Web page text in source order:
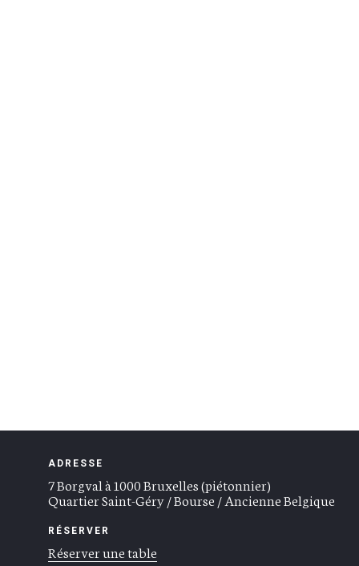
ADRESSE
7 Borgval à 1000 Bruxelles (piétonnier)
Quartier Saint-Géry / Bourse / Ancienne Belgique
RÉSERVER
Réserver une table